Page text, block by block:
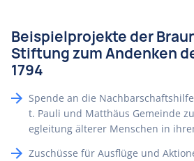
Beispielprojekte der
Stiftung zum Andenken
1794
Spende an die
t. Pauli und Matthäus Gemeinde
egleitung älterer Menschen in
Zuschüsse für Ausflüge und